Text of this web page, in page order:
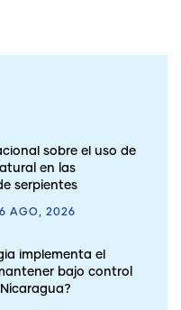
sobre el uso de
en las
serpientes
AGO, 2026
implementa el
bajo control